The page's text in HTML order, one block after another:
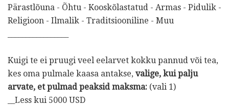
Pärastlõuna - Õhtu - Kooskõlastatud - Armas - Pidulik -
Religioon - Ilmalik - Traditsiooniline - Muu
Kuigi te ei pruugi veel eelarvet kokku pannud või tea,
kes oma pulmale kaasa antakse, valige, kui palju
arvate, et pulmad peaksid maksma: (vali 1)
__Less kui 5000 USD